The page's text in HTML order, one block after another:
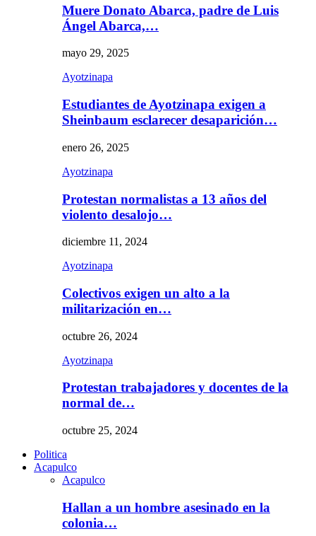
Muere Donato Abarca, padre de Luis
Ángel Abarca,…
mayo 29, 2025
Ayotzinapa
Estudiantes de Ayotzinapa exigen a
Sheinbaum esclarecer desaparición…
enero 26, 2025
Ayotzinapa
Protestan normalistas a 13 años del
violento desalojo…
diciembre 11, 2024
Ayotzinapa
Colectivos exigen un alto a la
militarización en…
octubre 26, 2024
Ayotzinapa
Protestan trabajadores y docentes de la
normal de…
octubre 25, 2024
Politica
Acapulco
Acapulco
Hallan a un hombre asesinado en la
colonia…